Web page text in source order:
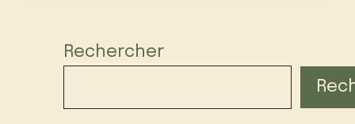
Rechercher